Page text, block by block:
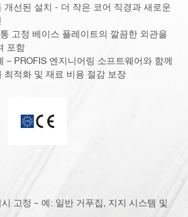
개선된 설치 - 더 작은 코어 직경과 새로운
고정 베이스 플레이트의 깔끔한 외관을
포함
– PROFIS 엔지니어링 소프트웨어와 함께
최적화 및 재료 비용 절감 보장
고정 – 예: 일반 거푸집, 지지 시스템 및